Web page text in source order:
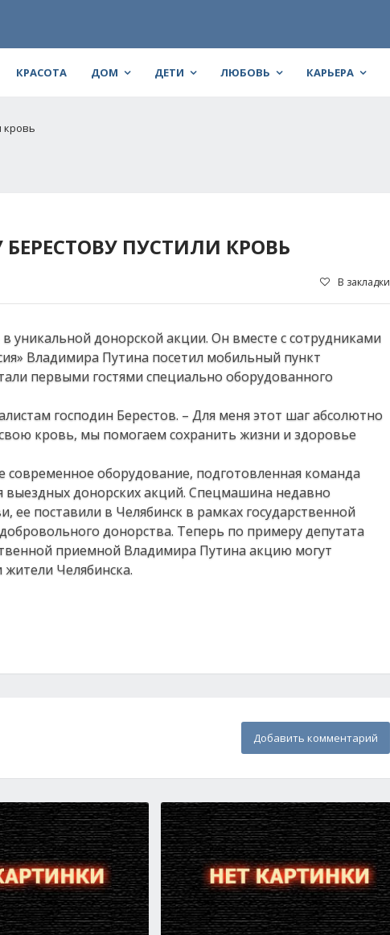
КРАСОТА ДОМ ДЕТИ ЛЮБОВЬ КАРЬЕРА
кровь
ПУСТИЛИ КРОВЬ
В закладки
уникальной донорской акции. Он вместе с сотрудниками
Владимира Путина посетил мобильный пункт
первыми гостями специально оборудованного
господин Берестов. – Для меня этот шаг абсолютно
кровь, мы помогаем сохранить жизни и здоровье
оборудование, подготовленная команда
выездных донорских акций. Спецмашина недавно
ее поставили в Челябинск в рамках государственной
донорства. Теперь по примеру депутата
приемной Владимира Путина акцию могут
Челябинска.
Добавить комментарий